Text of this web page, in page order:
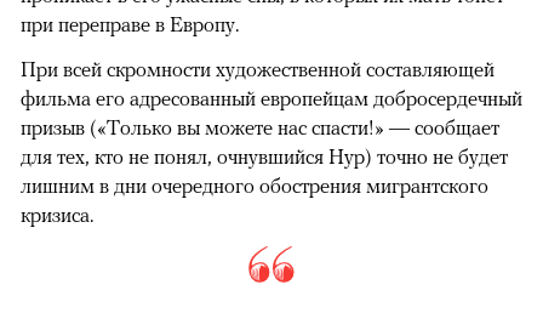
при переправе в Европу.
При всей скромности художественной составляющей
фильма его адресованный европейцам добросердечный
призыв («Только вы можете нас спасти!» — сообщает
для тех, кто не понял, очнувшийся Нур) точно не будет
лишним в дни очередного обострения мигрантского
кризиса.